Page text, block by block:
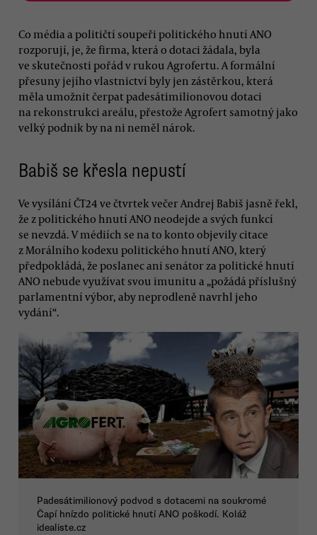
Co média a političtí soupeři politického hnutí ANO
rozporují, je, že firma, která o dotaci žádala, byla
ve skutečnosti pořád v rukou Agrofertu. A formální
přesuny jejího vlastnictví byly jen zástěrkou, která
měla umožnit čerpat padesátimilionovou dotaci
na rekonstrukci areálu, přestože Agrofert samotný jako
velký podnik by na ni neměl nárok.
Babiš se křesla nepustí
Ve vysílání ČT24 ve čtvrtek večer Andrej Babiš jasně řekl,
že z politického hnutí ANO neodejde a svých funkcí
se nevzdá. V médiích se na to konto objevily citace
z Morálního kodexu politického hnutí ANO, který
předpokládá, že poslanec ani senátor za politické hnutí
ANO nebude využívat svou imunitu a „požádá příslušný
parlamentní výbor, aby neprodleně navrhl jeho
vydání“.
Padesátimilionový podvod s dotacemi na soukromé
Čapí hnízdo politické hnutí ANO poškodí. Koláž
idealiste.cz